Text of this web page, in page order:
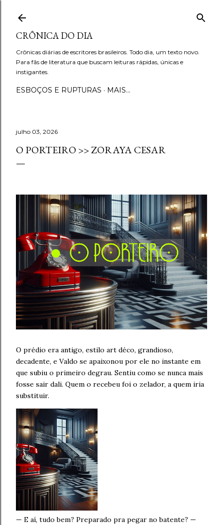
CRÔNICA DO DIA
Crônicas diárias de escritores brasileiros. Todo dia, um texto novo.
Para fãs de literatura que buscam leituras rápidas, únicas e
instigantes.
ESBOÇOS E RUPTURAS MAIS…
julho 03, 2026
O PORTEIRO >> ZORAYA CESAR
O prédio era antigo, estilo art déco, grandioso,
decadente, e Valdo se apaixonou por ele no instante em
que subiu o primeiro degrau. Sentiu como se nunca mais
fosse sair dali. Quem o recebeu foi o zelador, a quem iria
substituir.
— E aí, tudo bem? Preparado pra pegar no batente? —